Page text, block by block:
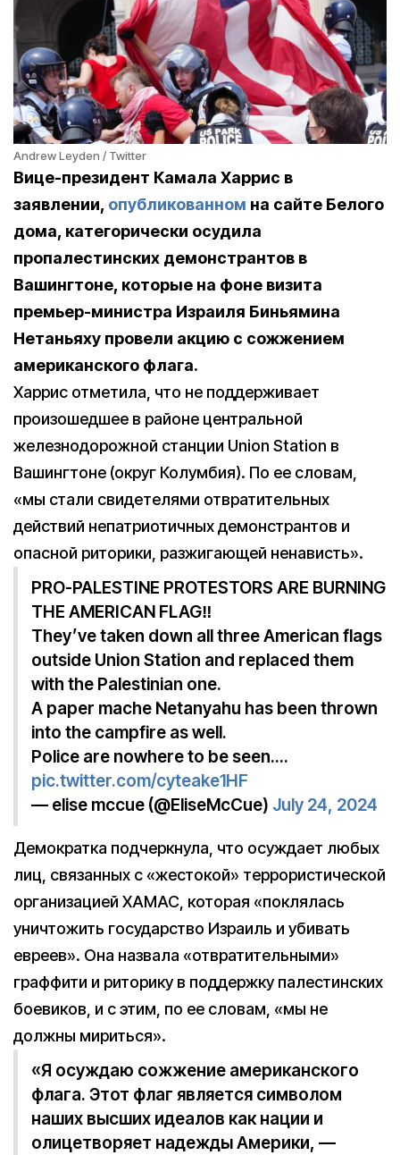
Andrew Leyden / Twitter
Вице-президент Камала Харрис в
заявлении, опубликованном на сайте Белого
дома, категорически осудила
пропалестинских демонстрантов в
Вашингтоне, которые на фоне визита
премьер-министра Израиля Биньямина
Нетаньяху провели акцию с сожжением
американского флага.
Харрис отметила, что не поддерживает
произошедшее в районе центральной
железнодорожной станции Union Station в
Вашингтоне (округ Колумбия). По ее словам,
«мы стали свидетелями отвратительных
действий непатриотичных демонстрантов и
опасной риторики, разжигающей ненависть».
PRO-PALESTINE PROTESTORS ARE BURNING
THE AMERICAN FLAG‼️
They’ve taken down all three American flags
outside Union Station and replaced them
with the Palestinian one.
A paper mache Netanyahu has been thrown
into the campfire as well.
Police are nowhere to be seen.…
pic.twitter.com/cyteake1HF
— elise mccue (@EliseMcCue) July 24, 2024
Демократка подчеркнула, что осуждает любых
лиц, связанных с «жестокой» террористической
организацией ХАМАС, которая «поклялась
уничтожить государство Израиль и убивать
евреев». Она назвала «отвратительными»
граффити и риторику в поддержку палестинских
боевиков, и с этим, по ее словам, «мы не
должны мириться».
«Я осуждаю сожжение американского
флага. Этот флаг является символом
наших высших идеалов как нации и
олицетворяет надежды Америки, —